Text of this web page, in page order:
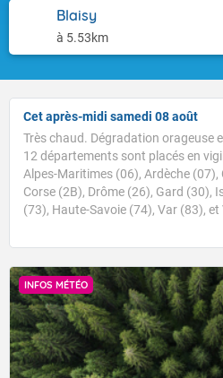
Blaisy
à 5.53km
Cet après-midi samedi 08 août
Très chaud. Dégradation orageuse
12 départements sont placés en
Alpes-Maritimes (06), Ardèche (07),
Corse (2B), Drôme (26), Gard (30),
(73), Haute-Savoie (74), Var (83),
INFOS MÉTÉO